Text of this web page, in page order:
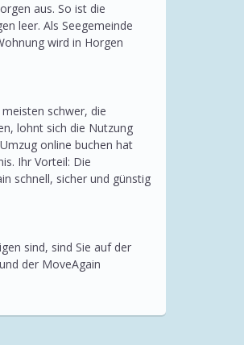
aus. So ist die
leer. Als Seegemeinde
wird in Horgen
schwer, die
lohnt sich die Nutzung
online buchen hat
Ihr Vorteil: Die
schnell, sicher und günstig
sind, sind Sie auf der
der MoveAgain